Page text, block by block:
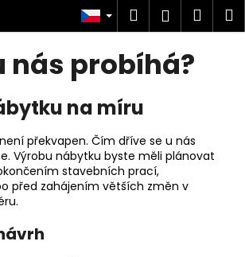
Hledat
nás probíhá?
na míru
překvapen. Čím dříve se u nás
Výrobu nábytku byste měli plánovat
stavebních prací,
před zahájením větších změn v